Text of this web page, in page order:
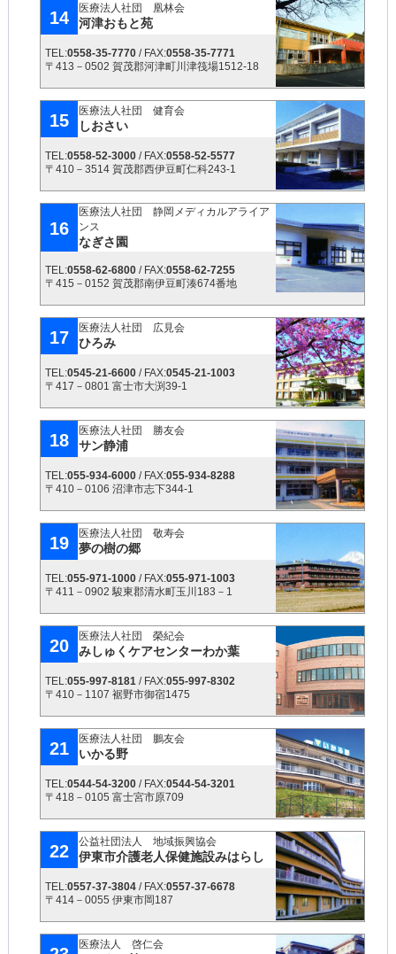
14 医療法人社団 凰林会
河津おもと苑
TEL:0558-35-7770/ FAX:0558-35-7771
〒413－0502 賀茂郡河津町川津筏場1512-18
15 医療法人社団 健育会
しおさい
TEL:0558-52-3000/ FAX:0558-52-5577
〒410－3514 賀茂郡西伊豆町仁科243-1
16
医療法人社団 静岡メディカルアライア
ンス
なぎさ園
TEL:0558-62-6800/ FAX:0558-62-7255
〒415－0152 賀茂郡南伊豆町湊674番地
17 医療法人社団 広見会
ひろみ
TEL:0545-21-6600/ FAX:0545-21-1003
〒417－0801 富士市大渕39-1
18 医療法人社団 勝友会
サン静浦
TEL:055-934-6000/ FAX:055-934-8288
〒410－0106 沼津市志下344-1
19 医療法人社団 敬寿会
夢の樹の郷
TEL:055-971-1000/ FAX:055-971-1003
〒411－0902 駿東郡清水町玉川183－1
20 医療法人社団 榮紀会
みしゅくケアセンターわか葉
TEL:055-997-8181/ FAX:055-997-8302
〒410－1107 裾野市御宿1475
21 医療法人社団 鵬友会
いかる野
TEL:0544-54-3200/ FAX:0544-54-3201
〒418－0105 富士宮市原709
22 公益社団法人 地域振興協会
伊東市介護老人保健施設みはらし
TEL:0557-37-3804/ FAX:0557-37-6678
〒414－0055 伊東市岡187
医療法人 啓仁会